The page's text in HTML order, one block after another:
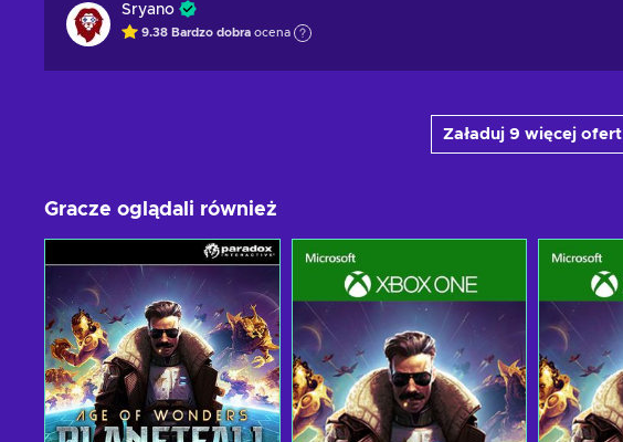
Sryano
9.38 Bardzo dobra ocena
Załaduj 9 więcej ofert
Gracze oglądali również